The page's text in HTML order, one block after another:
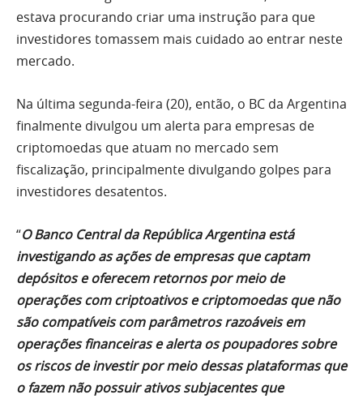
estava procurando criar uma instrução para que
investidores tomassem mais cuidado ao entrar neste
mercado.
Na última segunda-feira (20), então, o BC da Argentina
finalmente divulgou um alerta para empresas de
criptomoedas que atuam no mercado sem
fiscalização, principalmente divulgando golpes para
investidores desatentos.
“O Banco Central da República Argentina está
investigando as ações de empresas que captam
depósitos e oferecem retornos por meio de
operações com criptoativos e criptomoedas que não
são compatíveis com parâmetros razoáveis ​​em
operações financeiras e alerta os poupadores sobre
os riscos de investir por meio dessas plataformas que
o fazem não possuir ativos subjacentes que